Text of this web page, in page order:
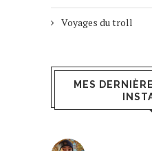
Voyages du troll
MES